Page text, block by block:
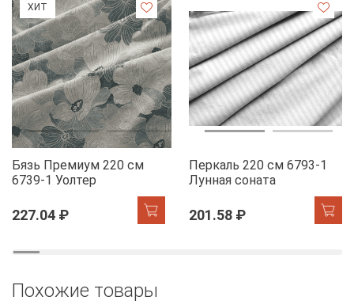
ХИТ
Бязь Премиум 220 см
6739-1 Уолтер
227.04 ₽
Перкаль 220 см 6793-1
Лунная соната
201.58 ₽
Похожие товары